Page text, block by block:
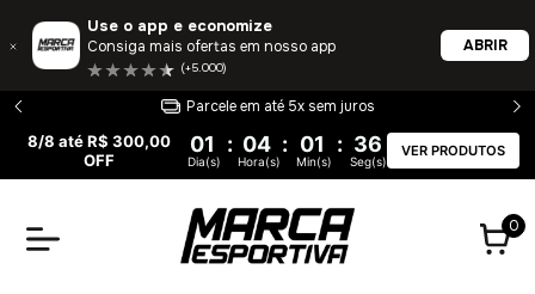
Use o app e economize
Consiga mais ofertas em nosso app
(+5.000)
ABRIR
Parcele em até 5x sem juros
8/8 até R$ 300,00
OFF
01 : 04 : 01 : 36
Dia(s) Hora(s) Min(s) Seg(s)
VER PRODUTOS
0